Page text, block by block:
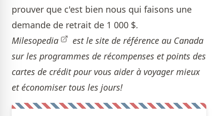
prouver que c'est bien nous qui faisons une
demande de retrait de 1 000 $.
Milesopedia
est le site de référence au Canada
sur les programmes de récompenses et points des
cartes de crédit pour vous aider à voyager mieux
et économiser tous les jours!